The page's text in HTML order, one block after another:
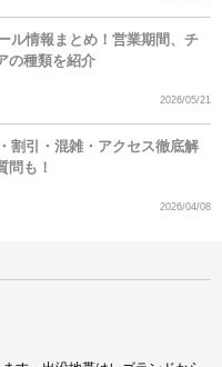
ル情報まとめ！営業期間、チ
の種類を紹介
2026/05/21
割引・混雑・アクセス徹底解
問も！
2026/04/08